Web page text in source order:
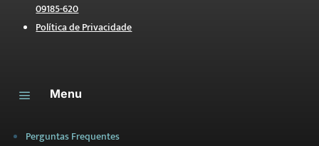
09185-620
Política de Privacidade
a Menu
Perguntas Frequentes